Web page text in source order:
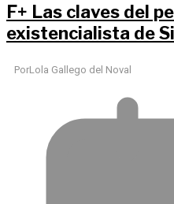
F+ Las claves del
existencialista de
PorLola Gallego del Noval